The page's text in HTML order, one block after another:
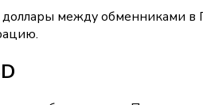
между обменниками в